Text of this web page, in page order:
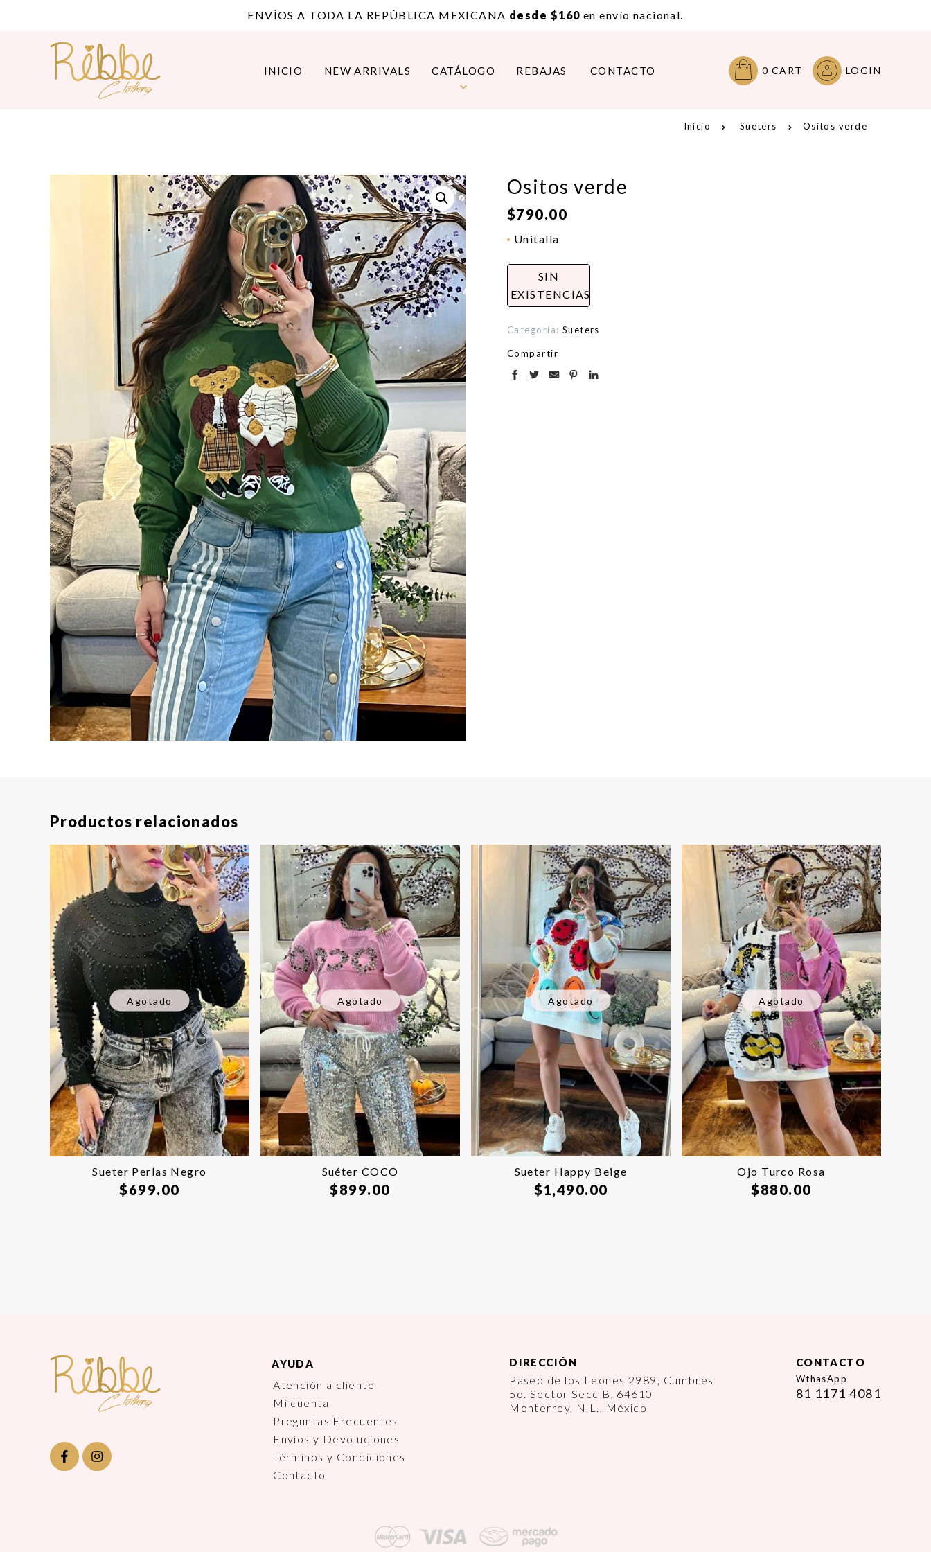
ENVÍOS A TODA LA REPÚBLICA MEXICANA desde $160 en envío nacional.
INICIO NEW ARRIVALS CATÁLOGO REBAJAS CONTACTO 0 CART LOGIN
Inicio Sueters Ositos verde
Ositos verde
$790.00
Unitalla
SIN
EXISTENCIAS
Categoría: Sueters
Compartir
Productos relacionados
Agotado
Sueter Perlas Negro
$699.00
Agotado
Suéter COCO
$899.00
Agotado
Sueter Happy Beige
$1,490.00
Agotado
Ojo Turco Rosa
$880.00
AYUDA
Atención a cliente
Mi cuenta
Preguntas Frecuentes
Envíos y Devoluciones
Términos y Condiciones
Contacto
DIRECCIÓN
Paseo de los Leones 2989, Cumbres
5o. Sector Secc B, 64610
Monterrey, N.L., México
CONTACTO
WthasApp
81 1171 4081